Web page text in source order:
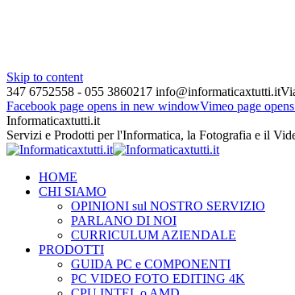
Skip to content
347 6752558 - 055 3860217 info@informaticaxtutti.it
Facebook page opens in new windowVimeo page
Informaticaxtutti.it
Servizi e Prodotti per l'Informatica, la Fotografia e il
HOME
CHI SIAMO
OPINIONI sul NOSTRO SERVIZIO
PARLANO DI NOI
CURRICULUM AZIENDALE
PRODOTTI
GUIDA PC e COMPONENTI
PC VIDEO FOTO EDITING 4K